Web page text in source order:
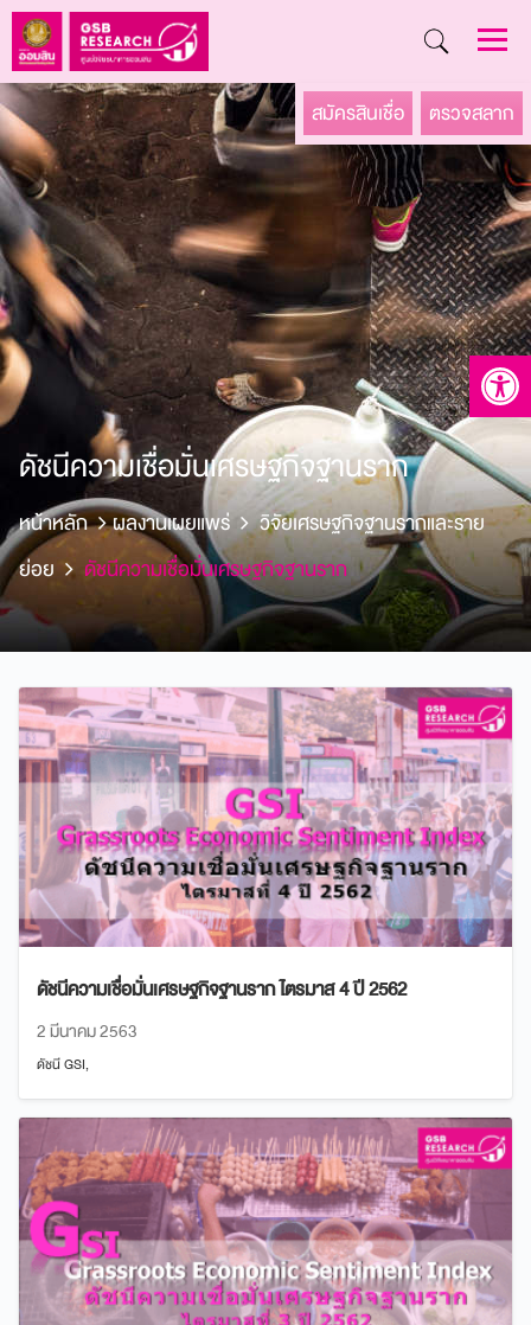
Open
สมัครสินเชื่อ ตรวจสลาก
Skip
to
content
ดัชนีความเชื่อมั่นเศรษฐกิจฐานราก
หน้าหลัก ผลงานเผยแพร่
วิจัยเศรษฐกิจฐานรากและราย
ย่อย
ดัชนีความเชื่อมั่นเศรษฐกิจฐานราก
ดัชนีความเชื่อมั่นเศรษฐกิจฐานราก ไตรมาส 4 ปี 2562
2 มีนาคม 2563
ดัชนี GSI,